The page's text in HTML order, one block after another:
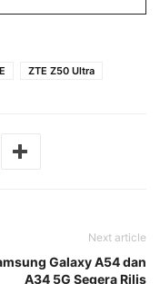
ZTE Z50 Ultra
Next article
Galaxy A54 dan
A34 5G Segera Rilis